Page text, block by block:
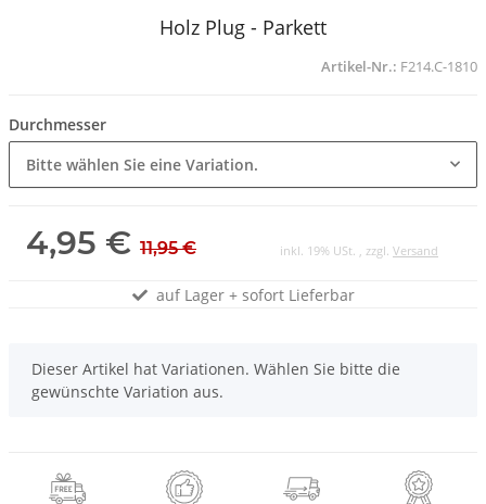
Holz Plug - Parkett
Artikel-Nr.: F214.C-1810
Durchmesser
Bitte wählen Sie eine Variation.
4,95 € 11,95 € inkl. 19% USt. , zzgl. Versand
auf Lager + sofort Lieferbar
x
Dieser Artikel hat Variationen. Wählen Sie bitte die
gewünschte Variation aus.